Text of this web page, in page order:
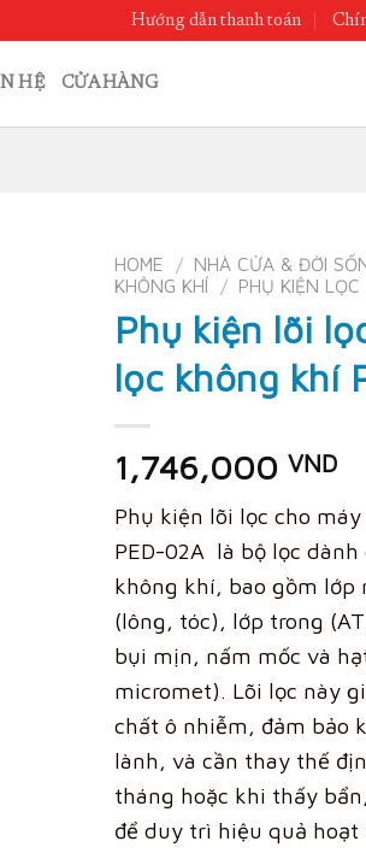
Hướng dẫn thanh toán
HỆ CỬA HÀNG
HOME / NHÀ CỬA & ĐỜI
KHÔNG KHÍ
/ PHỤ KIỆN LỌC
Phụ kiện lõi
lọc không khí
1,746,000 VND
Phụ kiện lõi lọc cho
PED-02A là bộ lọc dành
không khí, bao gồm lớp
(lông, tóc), lớp trong
bụi mịn, nấm mốc và
micromet). Lõi lọc này
chất ô nhiễm, đảm bảo
lành, và cần thay thế
tháng hoặc khi thấy
để duy trì hiệu quả hoạt